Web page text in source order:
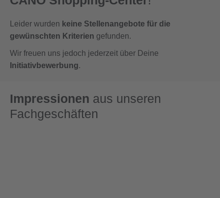
Leider wurden keine Stellenangebote für die
gewünschten Kriterien gefunden.
Wir freuen uns jedoch jederzeit über Deine
Initiativbewerbung.
Impressionen aus unseren
Fachgeschäften